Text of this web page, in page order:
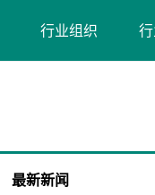
行业组织
窗
最新新闻